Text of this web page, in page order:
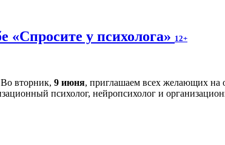
«Спросите у психолога» 12+
Во вторник, 9 июня, приглашаем всех желающих на
психолог, нейропсихолог и